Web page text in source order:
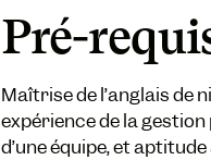
Pré-
Maîtrise de l’anglais de
expérience de la
d’une équipe, et